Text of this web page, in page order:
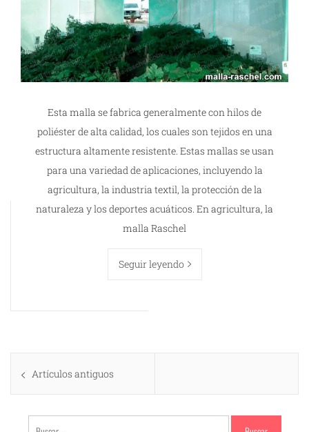
Esta malla se fabrica generalmente con hilos de
poliéster de alta calidad, los cuales son tejidos en una
estructura altamente resistente. Estas mallas se usan
para una variedad de aplicaciones, incluyendo la
agricultura, la industria textil, la protección de la
naturaleza y los deportes acuáticos. En agricultura, la
malla Raschel
Seguir leyendo
Navegación
de
entradas
Artículos antiguos
Buscar: